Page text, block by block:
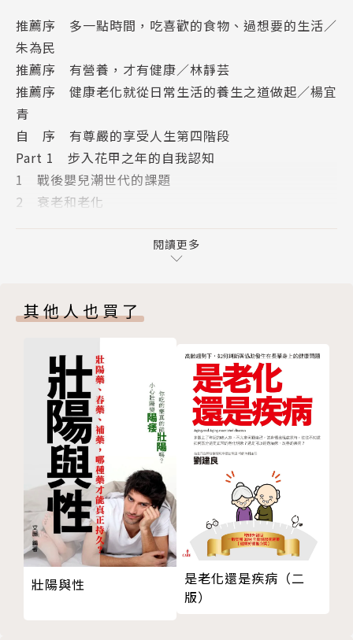
身體衰老並不完全與年紀增長同步，環境中有許多因素
會加速老化，例如壓力、過量的糖、炎症過程中釋放的
活性氧等。雖然歲月的流逝不可逆，環境的變因卻是我
們可以控制的，只要擁有健康意識，養成良好的生活習
慣，即使邁入老齡，仍有很大的機率可以維持身體機能
健康。
旅美博士白小良將44年的營養知識，以及自身於生活
才能有好的生活品質，老後才有尊嚴。書中收錄各種科
及改善，還有與情緒間的密切關聯。從身到心，全面守
作者簡介
白小良
實踐家專食品營養科畢業、中國文化學院家政系食品營
養組畢業，之後7年半於馬偕醫院擔任臨床營養師，任
職期間於1985年在馬偕醫院成立臺灣第一個腸道靜脈
營養醫療小組。1986年赴美，先後於紐約市哥倫比亞
大學陸續獲得人類營養學碩士、公共衛生碩士及營養教
育博士。
推薦序 多一點時間，吃喜歡的食物、過想要的生活／
朱為民
推薦序 有營養，才有健康／林靜芸
推薦序 健康老化就從日常生活的養生之道做起／楊宜
青
自 序 有尊嚴的享受人生第四階段
Part 1 步入花甲之年的自我認知
1 戰後嬰兒潮世代的課題
2 衰老和老化
4 增加健康品質的飲食法
Part 2 年長者如何更健康？
2 維持正常生理狀態需要多少營養素
4 8 種加速老化的不健康生活行為
5 適度運動可延緩 34 種健康問題
6 年長者更需要戒菸
7 年長者的隱性成癮──酗酒
8 同時服用多種藥物和濫用藥物
9 藉由飲食改善睡眠障礙
Part 3 年長者常見疾病認識與保健
1 關節炎是年長者的頭號健康問題
2-1 比起心臟，血管健康更為重要
2-2 血管健康：一氧化氮
2-3 血管健康：血清膽固醇和甘油三酯
閱讀更多
其他人也買了
壯陽與性
是老化還是疾病（二
版）